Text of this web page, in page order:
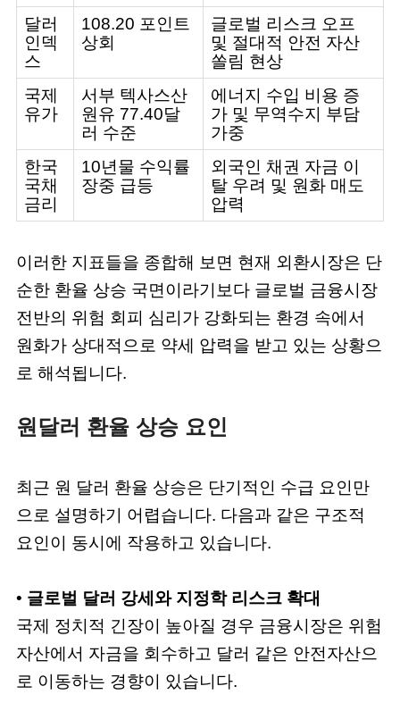
달러
인덱
스
108.20 포인트
상회
글로벌 리스크 오프
및 절대적 안전 자산
쏠림 현상
국제
유가
서부 텍사스산
원유 77.40달
러 수준
에너지 수입 비용 증
가 및 무역수지 부담
가중
한국
국채
금리
10년물 수익률
장중 급등
외국인 채권 자금 이
탈 우려 및 원화 매도
압력
이러한 지표들을 종합해 보면 현재 외환시장은 단
순한 환율 상승 국면이라기보다 글로벌 금융시장
전반의 위험 회피 심리가 강화되는 환경 속에서
원화가 상대적으로 약세 압력을 받고 있는 상황으
로 해석됩니다.
원달러 환율 상승 요인
최근 원 달러 환율 상승은 단기적인 수급 요인만
으로 설명하기 어렵습니다. 다음과 같은 구조적
요인이 동시에 작용하고 있습니다.
• 글로벌 달러 강세와 지정학 리스크 확대
국제 정치적 긴장이 높아질 경우 금융시장은 위험
자산에서 자금을 회수하고 달러 같은 안전자산으
로 이동하는 경향이 있습니다.